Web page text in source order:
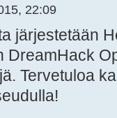
22:09
järjestetään
DreamHack
Tervetuloa